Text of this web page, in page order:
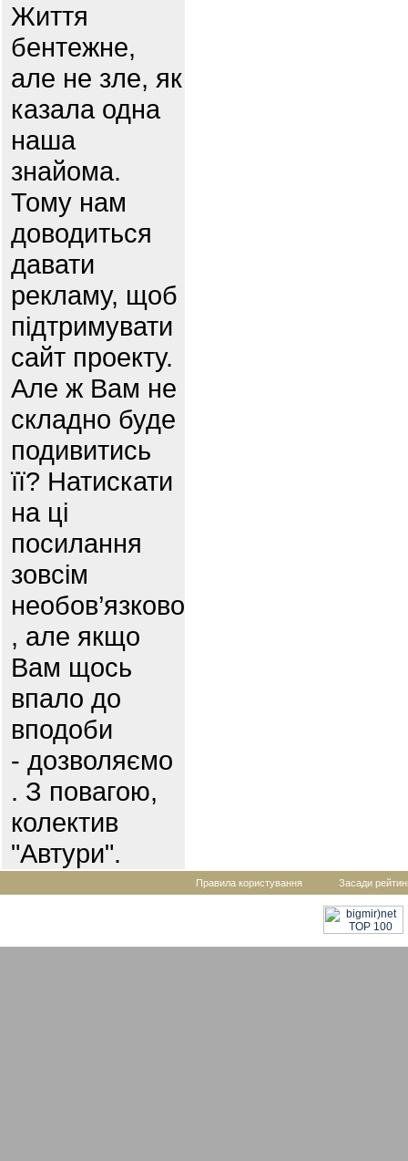
Життя
бентежне,
але не зле, як
казала одна
наша
знайома.
Тому нам
доводиться
давати
рекламу, щоб
підтримувати
сайт проекту.
Але ж Вам не
складно буде
подивитись
її? Натискати
на ці
посилання
зовсім
необов’язково
, але якщо
Вам щось
впало до
вподоби
- дозволяємо
. З повагою,
колектив
"Автури".
Правила користування Засади